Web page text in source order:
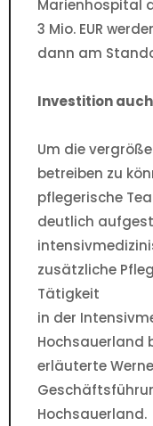
Marienhospital
3 Mio. EUR
dann am
Investition
Um die
betreiben zu
pflegerische
deutlich
zusätzliche
Tätigkeit
in der
Hochsauerland
erläuterte
Hochsauerland.